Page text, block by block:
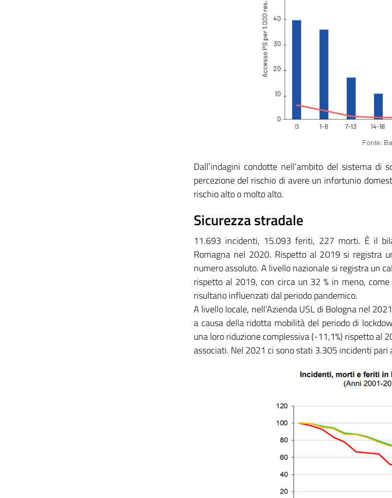
Dall’indagini condotte nell’ambito del sistema di
percezione del rischio di avere un infortunio
rischio alto o molto alto.
Sicurezza stradale
11.693 incidenti, 15.093 feriti, 227 morti. È il
Romagna nel 2020. Rispetto al 2019 si registra
numero assoluto. A livello nazionale si registra un
rispetto al 2019, con circa un 32 % in meno,
risultano influenzati dal periodo pandemico.
A livello locale, nell’Azienda USL di Bologna nel
a causa della ridotta mobilità del periodo di
una loro riduzione complessiva (-11,1%) rispetto al
associati. Nel 2021 ci sono stati 3.305 incidenti pari